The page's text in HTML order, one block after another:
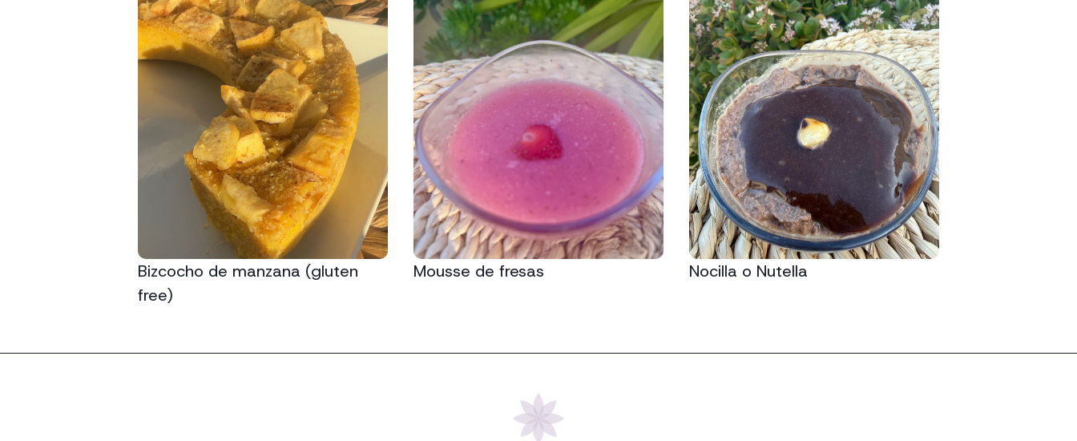
Bizcocho de manzana (gluten
free)
Mousse de fresas Nocilla o Nutella